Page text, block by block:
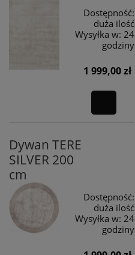
Dostępność:
duża ilość
Wysyłka w: 24
godziny
1 999,00 zł
Dywan TERE
SILVER 200
cm
Dostępność:
duża ilość
Wysyłka w: 24
godziny